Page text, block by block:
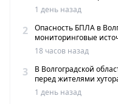
1 день назад
2
Опасность БПЛА в
мониторинговые
беспилотников
18 часов назад
3
В Волгоградской
перед жителями
1 день назад